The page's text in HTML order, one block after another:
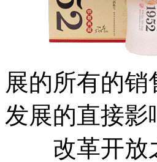
展的所有的
发展的直接
改革开放之